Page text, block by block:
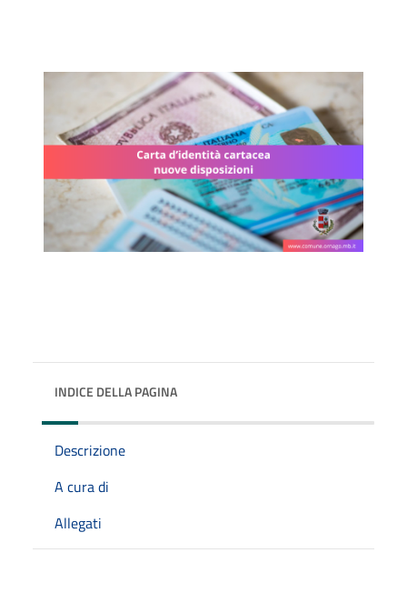
INDICE DELLA PAGINA
Descrizione
A cura di
Allegati